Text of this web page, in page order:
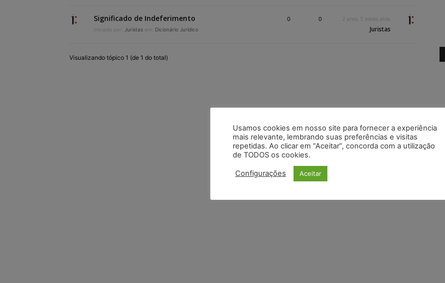
Significado de Indeferimento
Iniciado por: Juristas em: Dicionário Jurídico
0 0 2 anos, 5 meses atrás
Juristas
Visualizando tópico 1 (de 1 do total)
Usamos cookies em nosso site para fornecer a experiência
mais relevante, lembrando suas preferências e visitas
repetidas. Ao clicar em “Aceitar”, concorda com a utilização
de TODOS os cookies.
Configurações Aceitar